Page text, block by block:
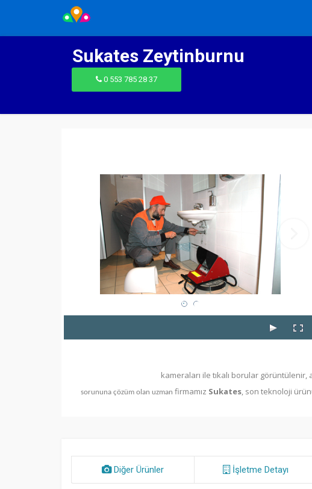
Sukates Zeytinburnu
0 553 785 28 37
kameraları ile tıkalı borular
sorununa çözüm olan uzman firmamız Sukates, son teknoloji
Diğer Ürünler İşletme Detayı